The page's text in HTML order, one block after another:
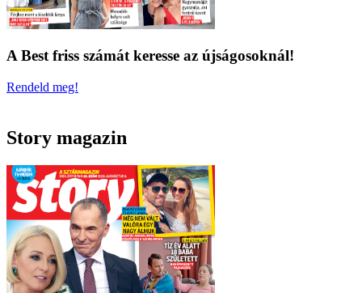
A Best friss számát keresse az újságosoknál!
Rendeld meg!
Story magazin